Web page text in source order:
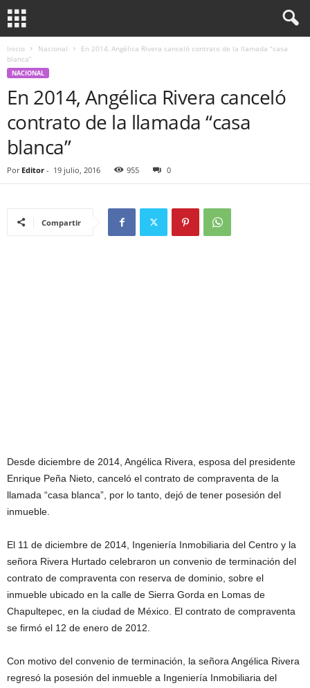
Inicio Nacional
En 2014, Angélica Rivera canceló contrato de la llamada “casa
blanca”
NACIONAL
En 2014, Angélica Rivera canceló
contrato de la llamada “casa
blanca”
Por Editor - 19 julio, 2016 955 0
Compartir
Desde diciembre de 2014, Angélica Rivera, esposa del presidente
Enrique Peña Nieto, canceló el contrato de compraventa de la
llamada “casa blanca”, por lo tanto, dejó de tener posesión del
inmueble.
El 11 de diciembre de 2014, Ingeniería Inmobiliaria del Centro y la
señora Rivera Hurtado celebraron un convenio de terminación del
contrato de compraventa con reserva de dominio, sobre el
inmueble ubicado en la calle de Sierra Gorda en Lomas de
Chapultepec, en la ciudad de México. El contrato de compraventa
se firmó el 12 de enero de 2012.
Con motivo del convenio de terminación, la señora Angélica Rivera
regresó la posesión del inmueble a Ingeniería Inmobiliaria del